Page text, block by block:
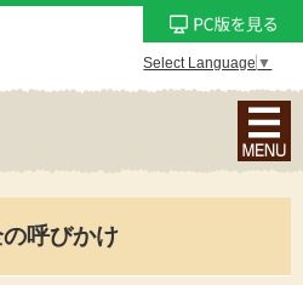
Select Language ▼
ナ
ビ
呼びかけ